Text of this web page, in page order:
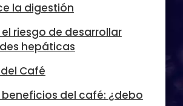
la digestión
el riesgo de desarrollar
hepáticas
Café
beneficios del café: ¿debo